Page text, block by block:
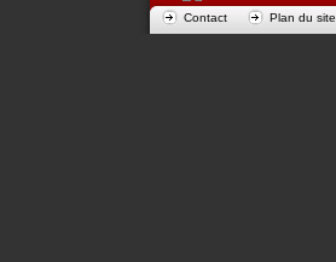
Contact Plan du site